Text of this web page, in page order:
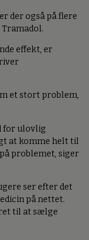
der også på flere
Tramadol.
effekt, er
et stort problem,
for ulovlig
at komme helt til
problemet, siger
ser efter det
på nettet.
til at sælge